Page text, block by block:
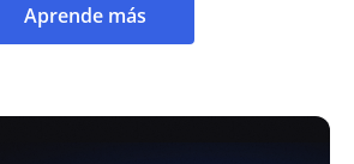
Aprende más